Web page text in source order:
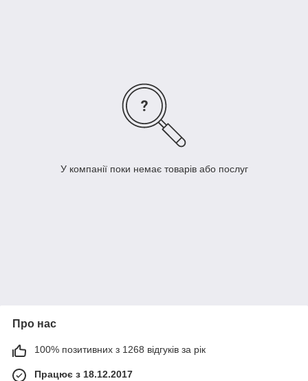
У компанії поки немає товарів або послуг
Про нас
100% позитивних з 1268 відгуків за рік
Працює з 18.12.2017